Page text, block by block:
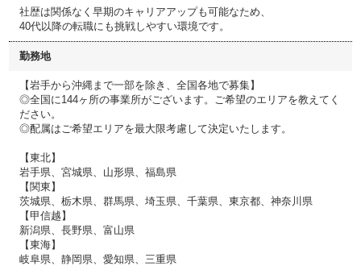
社歴は関係なく早期のキャリアアップも可能なため、
40代以降の転職にも挑戦しやすい環境です。
勤務地
【岩手から沖縄まで一部を除き、全国各地で募集】
◎全国に144ヶ所の事業所がございます。ご希望のエリアを教えてく
ださい。
◎配属はご希望エリアを最大限考慮して決定いたします。
【東北】
岩手県、宮城県、山形県、福島県
【関東】
茨城県、栃木県、群馬県、埼玉県、千葉県、東京都、神奈川県
【甲信越】
新潟県、長野県、富山県
【東海】
岐阜県、静岡県、愛知県、三重県